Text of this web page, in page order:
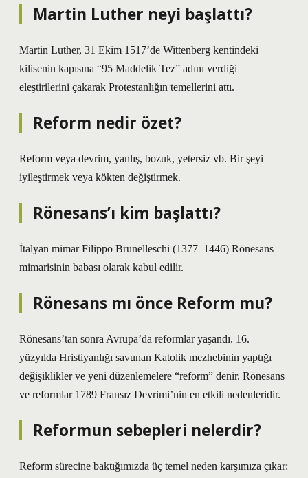
Martin Luther neyi başlattı?
Martin Luther, 31 Ekim 1517’de Wittenberg kentindeki
kilisenin kapısına “95 Maddelik Tez” adını verdiği
eleştirilerini çakarak Protestanlığın temellerini attı.
Reform nedir özet?
Reform veya devrim, yanlış, bozuk, yetersiz vb. Bir şeyi
iyileştirmek veya kökten değiştirmek.
Rönesans’ı kim başlattı?
İtalyan mimar Filippo Brunelleschi (1377–1446) Rönesans
mimarisinin babası olarak kabul edilir.
Rönesans mı önce Reform mu?
Rönesans’tan sonra Avrupa’da reformlar yaşandı. 16.
yüzyılda Hristiyanlığı savunan Katolik mezhebinin yaptığı
değişiklikler ve yeni düzenlemelere “reform” denir. Rönesans
ve reformlar 1789 Fransız Devrimi’nin en etkili nedenleridir.
Reformun sebepleri nelerdir?
Reform sürecine baktığımızda üç temel neden karşımıza çıkar: